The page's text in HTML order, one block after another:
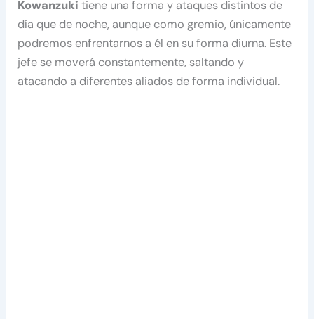
Kowanzuki tiene una forma y ataques distintos de
día que de noche, aunque como gremio, únicamente
podremos enfrentarnos a él en su forma diurna. Este
jefe se moverá constantemente, saltando y
atacando a diferentes aliados de forma individual.